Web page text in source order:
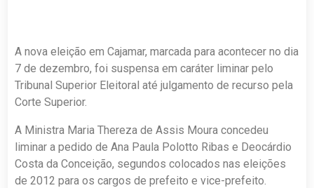
A nova eleição em Cajamar, marcada para acontecer no dia
7 de dezembro, foi suspensa em caráter liminar pelo
Tribunal Superior Eleitoral até julgamento de recurso pela
Corte Superior.
A Ministra Maria Thereza de Assis Moura concedeu
liminar a pedido de Ana Paula Polotto Ribas e Deocárdio
Costa da Conceição, segundos colocados nas eleições
de 2012 para os cargos de prefeito e vice-prefeito.